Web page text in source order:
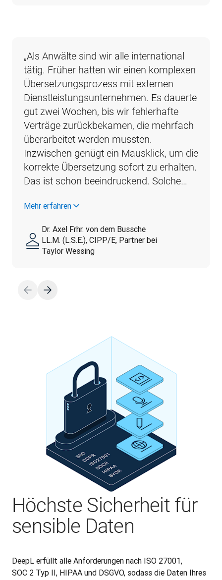
„Als Anwälte sind wir alle international
tätig. Früher hatten wir einen komplexen
Übersetzungsprozess mit externen
Dienstleistungsunternehmen. Es dauerte
gut zwei Wochen, bis wir fehlerhafte
Verträge zurückbekamen, die mehrfach
überarbeitet werden mussten.
Inzwischen genügt ein Mausklick, um die
korrekte Übersetzung sofort zu erhalten.
Das ist schon beeindruckend. Solche…
Mehr erfahren
Dr. Axel Frhr. von dem Bussche
LL.M. (L.S.E.), CIPP/E, Partner bei
Taylor Wessing
Höchste Sicherheit für
sensible Daten
DeepL erfüllt alle Anforderungen nach ISO 27001,
SOC 2 Typ II, HIPAA und DSGVO, sodass die Daten Ihres